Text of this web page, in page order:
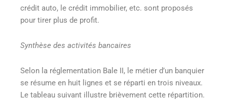
crédit auto, le crédit immobilier, etc. sont proposés
pour tirer plus de profit.
Synthèse des activités bancaires
Selon la réglementation Bale II, le métier d’un banquier
se résume en huit lignes et se réparti en trois niveaux.
Le tableau suivant illustre brièvement cette répartition.